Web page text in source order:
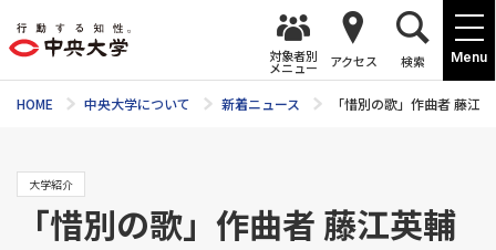
Menu
対象者別
メニュー アクセス 検索
HOME 中央大学について 新着ニュース 「惜別の歌」作曲者 藤江
大学紹介
「惜別の歌」作曲者 藤江英輔